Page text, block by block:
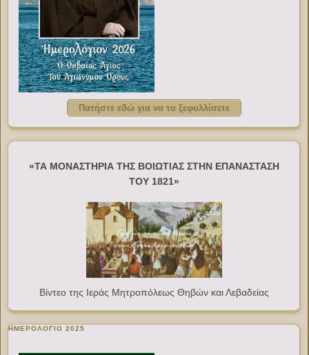
Πατήστε εδώ για να το ξεφυλλίσετε
«ΤΑ ΜΟΝΑΣΤΗΡΙΑ ΤΗΣ ΒΟΙΩΤΙΑΣ ΣΤΗΝ ΕΠΑΝΑΣΤΑΣΗ
ΤΟΥ 1821»
Βίντεο της Ιεράς Μητροπόλεως Θηβών και Λεβαδείας
ΗΜΕΡΟΛΟΓΙΟ 2025